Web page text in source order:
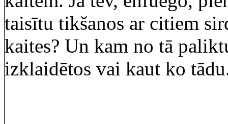
taisītu tikšanos ar citiem
kaites? Un kam no tā
izklaidētos vai kaut ko